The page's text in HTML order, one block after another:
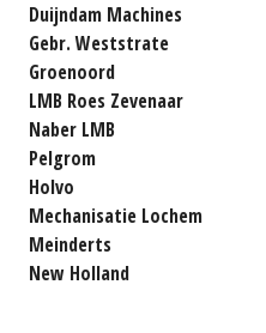
Duijndam Machines
Gebr. Weststrate
Groenoord
LMB Roes Zevenaar
Naber LMB
Pelgrom
Holvo
Mechanisatie Lochem
Meinderts
New Holland